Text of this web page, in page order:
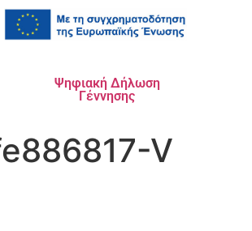
Ψηφιακή Δήλωση
Γέννησης
V